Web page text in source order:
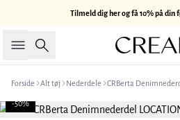
Tilmeld dig her og få 10% på din
Søg
Forside Alt tøj Nederdele CRBerta
-50%